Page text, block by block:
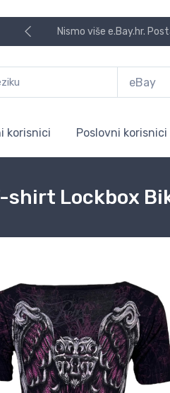
Nismo više e.Bay.hr.
korisnici Poslovni korisnici
shirt Lockbox